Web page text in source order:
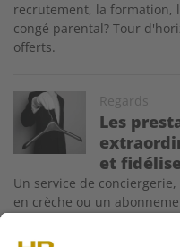
recrutement, la formation,
congé parental? Tour
offerts.
Regards
Les
et
Image
Un service de
en crèche ou un
fidéliser et de retenir les